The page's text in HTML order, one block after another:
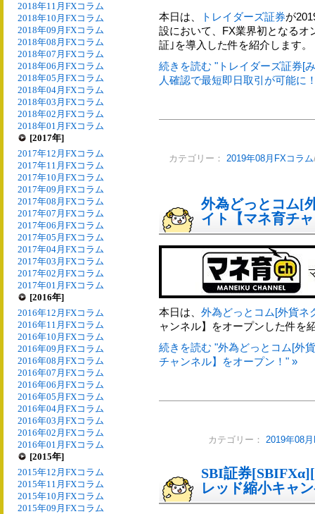
2018年11月FXコラム
2018年10月FXコラム
2018年09月FXコラム
2018年08月FXコラム
2018年07月FXコラム
2018年06月FXコラム
2018年05月FXコラム
2018年04月FXコラム
2018年03月FXコラム
2018年02月FXコラム
2018年01月FXコラム
[2017年]
2017年12月FXコラム
2017年11月FXコラム
2017年10月FXコラム
2017年09月FXコラム
2017年08月FXコラム
2017年07月FXコラム
2017年06月FXコラム
2017年05月FXコラム
2017年04月FXコラム
2017年03月FXコラム
2017年02月FXコラム
2017年01月FXコラム
[2016年]
2016年12月FXコラム
2016年11月FXコラム
2016年10月FXコラム
2016年09月FXコラム
2016年08月FXコラム
2016年07月FXコラム
2016年06月FXコラム
2016年05月FXコラム
2016年04月FXコラム
2016年03月FXコラム
2016年02月FXコラム
2016年01月FXコラム
[2015年]
2015年12月FXコラム
2015年11月FXコラム
2015年10月FXコラム
2015年09月FXコラム
本日は、 トレイダーズ証券が
設において、FX業界初となるオ
証｣を導入した件を紹介します。
続きを読む "トレイダーズ証券[
人確認で最短即日取引が可能に
カテゴリー： 2019年08月FXコラム
外為どっとコム[
イト【マネ育チ
本日は、 外為どっとコム[外貨ネ
ャンネル】をオープンした件を
続きを読む "外為どっとコム[外
チャンネル】をオープン！" »
カテゴリー： 2019年08
SBI証券
レッド縮小キャ